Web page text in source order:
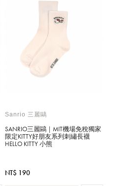
Sanrio 三麗鷗
SANRIO三麗鷗｜MIT機場免稅獨家
限定KITTY好朋友系列刺繡長襪
HELLO KITTY 小熊
NT$ 190